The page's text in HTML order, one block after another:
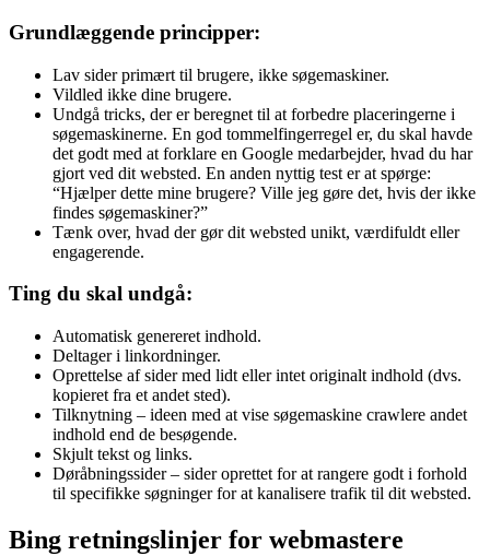
Grundlæggende principper:
Lav sider primært til brugere, ikke søgemaskiner.
Vildled ikke dine brugere.
Undgå tricks, der er beregnet til at forbedre placeringerne i
søgemaskinerne. En god tommelfingerregel er, du skal havde
det godt med at forklare en Google medarbejder, hvad du har
gjort ved dit websted. En anden nyttig test er at spørge:
“Hjælper dette mine brugere? Ville jeg gøre det, hvis der ikke
findes søgemaskiner?”
Tænk over, hvad der gør dit websted unikt, værdifuldt eller
engagerende.
Ting du skal undgå:
Automatisk genereret indhold.
Deltager i linkordninger.
Oprettelse af sider med lidt eller intet originalt indhold (dvs.
kopieret fra et andet sted).
Tilknytning – ideen med at vise søgemaskine crawlere andet
indhold end de besøgende.
Skjult tekst og links.
Døråbningssider – sider oprettet for at rangere godt i forhold
til specifikke søgninger for at kanalisere trafik til dit websted.
Bing retningslinjer for webmastere